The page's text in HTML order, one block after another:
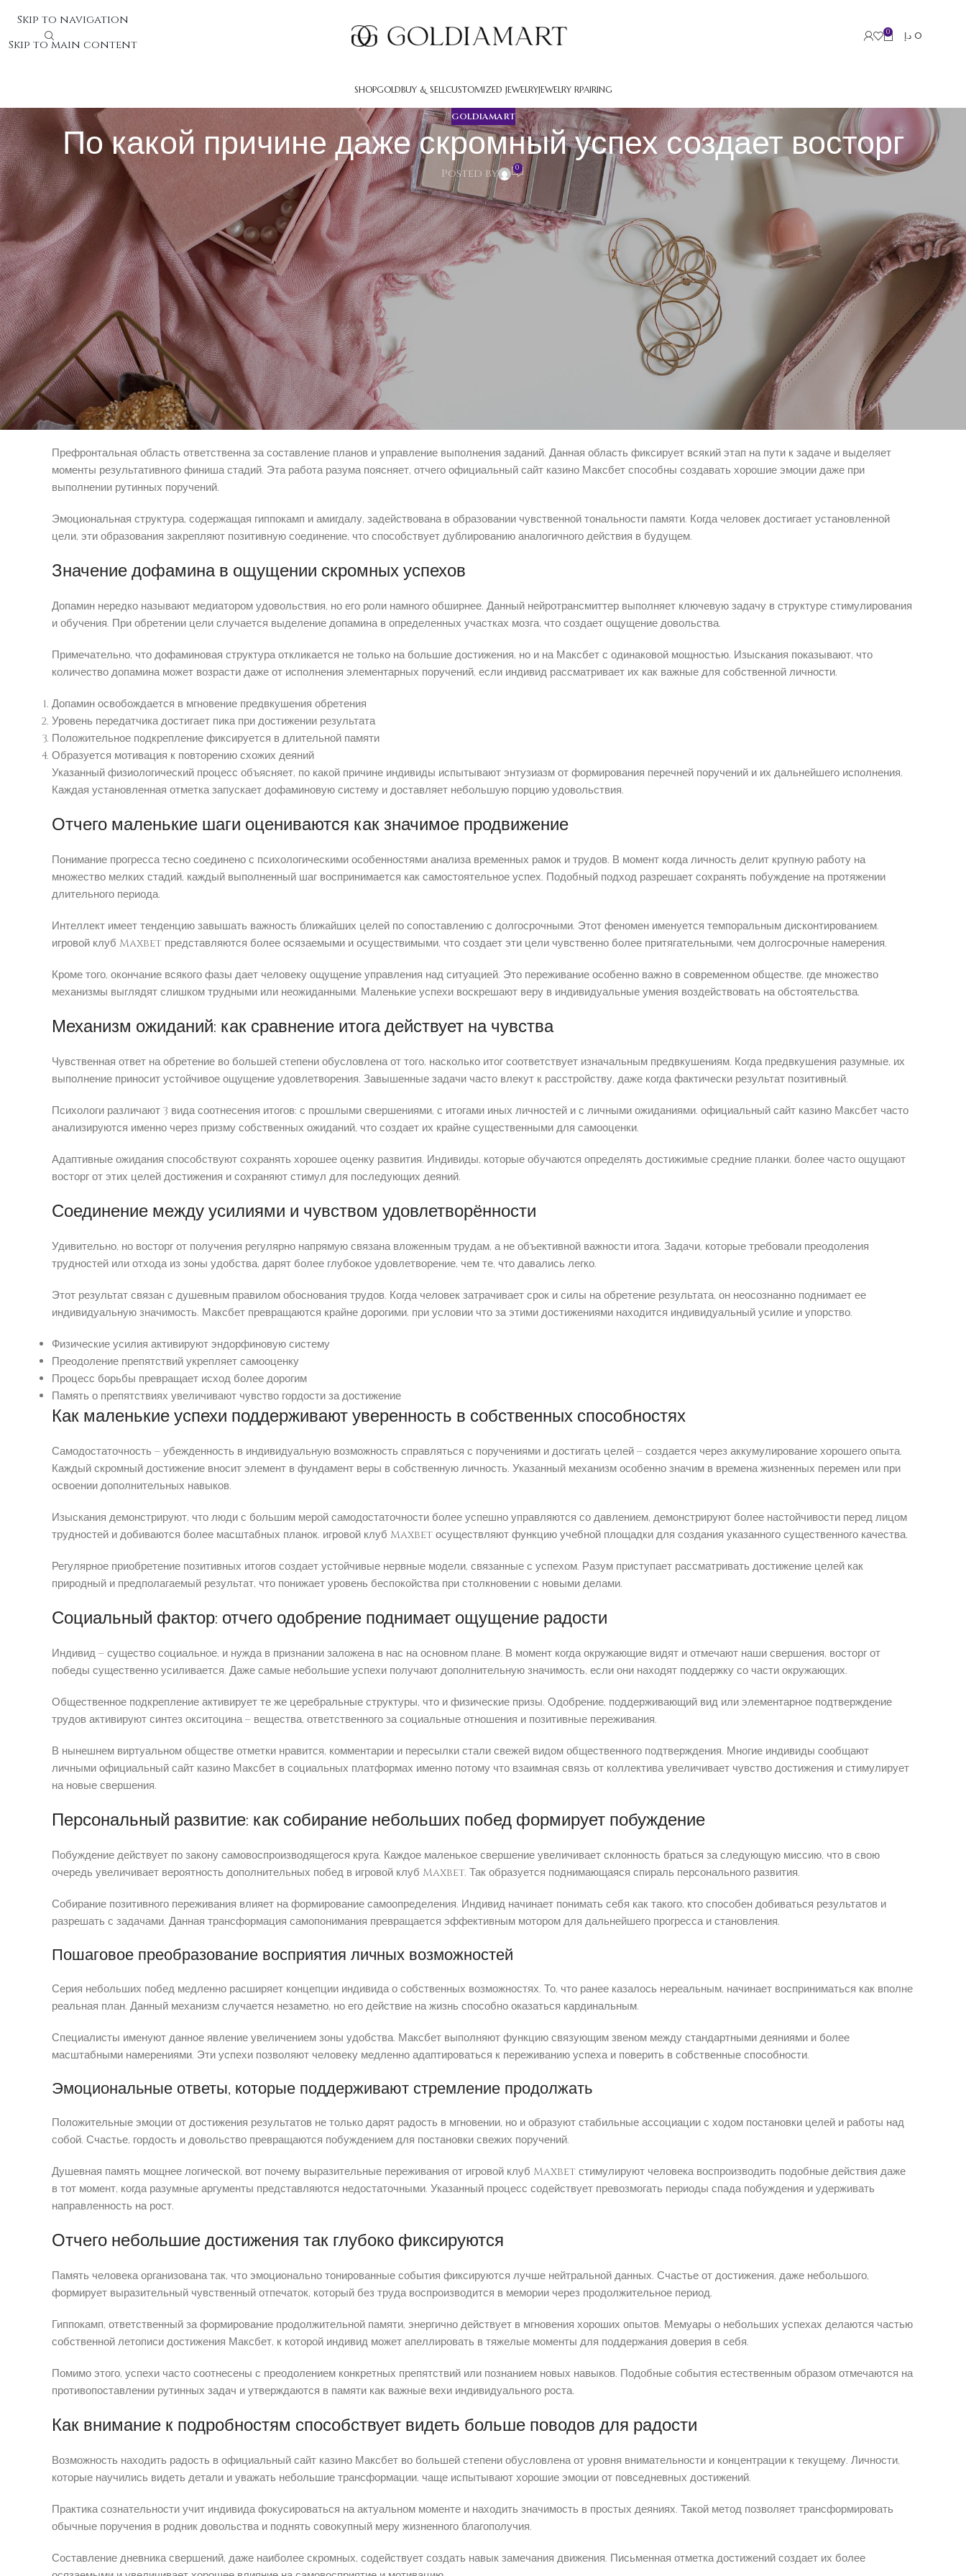
Skip to navigation
Skip to main content
0 0 د.إ
SHOPGOLDBUY & SELLCUSTOMIZED JEWELRYJEWELRY RPAIRING
GOLDIAMART
По какой причине даже скромный успех создает восторг
Posted by 0
По какой причине даже скромный успех создает восторг
Любой человек ознакомлен с ощущением радости от минимальных свершений. Завершили непростую поручение на службе, освоили свежее выражение на чужом языке
или просто вычистили жилище – и теперь уже состояние духа растет. Эти мгновения представляются простыми, но за этим находятся многоуровневые душевные и
нейрохимические явления. Маленькие успехи играют важнейшую роль в создании
казино Максбет и поддержании психологического здоровья.
Исследовательские изучения демонстрируют, что человеческая ментальность организована так, что постоянное обретение позитивных поощрений необходимо для
удержания стимула и чувственного гармонии. По этой причине даже наиболее скромные свершения способны породить искреннюю радость и желание развиваться
дальше.
Каким способом мозг записывает успехи и отчего это важно
Нервные структуры разума беспрестанно изучают приходящую данные и сопоставляют текущие итоги с намеченными целями. Когда случается соответствие между
расчетом и фактом, активируется система вознаграждения. Данный механизм действует независимо от размера победы.
Префронтальная область ответственна за составление планов и управление выполнения заданий. Данная область фиксирует всякий этап на пути к задаче и выделяет
моменты результативного финиша стадий. Эта работа разума поясняет, отчего официальный сайт казино Максбет способны создавать хорошие эмоции даже при
выполнении рутинных поручений.
Эмоциональная структура, содержащая гиппокамп и амигдалу, задействована в образовании чувственной тональности памяти. Когда человек достигает установленной
цели, эти образования закрепляют позитивную соединение, что способствует дублированию аналогичного действия в будущем.
Значение дофамина в ощущении скромных успехов
Допамин нередко называют медиатором удовольствия, но его роли намного обширнее. Данный нейротрансмиттер выполняет ключевую задачу в структуре стимулирования
и обучения. При обретении цели случается выделение допамина в определенных участках мозга, что создает ощущение довольства.
Примечательно, что дофаминовая структура откликается не только на большие достижения, но и на Максбет с одинаковой мощностью. Изыскания показывают, что
количество допамина может возрасти даже от исполнения элементарных поручений, если индивид рассматривает их как важные для собственной личности.
Допамин освобождается в мгновение предвкушения обретения
Уровень передатчика достигает пика при достижении результата
Положительное подкрепление фиксируется в длительной памяти
Образуется мотивация к повторению схожих деяний
Указанный физиологический процесс объясняет, по какой причине индивиды испытывают энтузиазм от формирования перечней поручений и их дальнейшего исполнения.
Каждая установленная отметка запускает дофаминовую систему и доставляет небольшую порцию удовольствия.
Отчего маленькие шаги оцениваются как значимое продвижение
Понимание прогресса тесно соединено с психологическими особенностями анализа временных рамок и трудов. В момент когда личность делит крупную работу на
множество мелких стадий, каждый выполненный шаг воспринимается как самостоятельное успех. Подобный подход разрешает сохранять побуждение на протяжении
длительного периода.
Интеллект имеет тенденцию завышать важность ближайших целей по сопоставлению с долгосрочными. Этот феномен именуется темпоральным дисконтированием.
игровой клуб Maxbet представляются более осязаемыми и осуществимыми, что создает эти цели чувственно более притягательными, чем долгосрочные намерения.
Кроме того, окончание всякого фазы дает человеку ощущение управления над ситуацией. Это переживание особенно важно в современном обществе, где множество
механизмы выглядят слишком трудными или неожиданными. Маленькие успехи воскрешают веру в индивидуальные умения воздействовать на обстоятельства.
Механизм ожиданий: как сравнение итога действует на чувства
Чувственная ответ на обретение во большей степени обусловлена от того, насколько итог соответствует изначальным предвкушениям. Когда предвкушения разумные, их
выполнение приносит устойчивое ощущение удовлетворения. Завышенные задачи часто влекут к расстройству, даже когда фактически результат позитивный.
Психологи различают 3 вида соотнесения итогов: с прошлыми свершениями, с итогами иных личностей и с личными ожиданиями. официальный сайт казино Максбет часто
анализируются именно через призму собственных ожиданий, что создает их крайне существенными для самооценки.
Адаптивные ожидания способствуют сохранять хорошее оценку развития. Индивиды, которые обучаются определять достижимые средние планки, более часто ощущают
восторг от этих целей достижения и сохраняют стимул для последующих деяний.
Соединение между усилиями и чувством удовлетворённости
Удивительно, но восторг от получения регулярно напрямую связана вложенным трудам, а не объективной важности итога. Задачи, которые требовали преодоления
трудностей или отхода из зоны удобства, дарят более глубокое удовлетворение, чем те, что давались легко.
Этот результат связан с душевным правилом обоснования трудов. Когда человек затрачивает срок и силы на обретение результата, он неосознанно поднимает ее
индивидуальную значимость. Максбет превращаются крайне дорогими, при условии что за этими достижениями находится индивидуальный усилие и упорство.
Физические усилия активируют эндорфиновую систему
Преодоление препятствий укрепляет самооценку
Процесс борьбы превращает исход более дорогим
Память о препятствиях увеличивают чувство гордости за достижение
Как маленькие успехи поддерживают уверенность в собственных способностях
Самодостаточность – убежденность в индивидуальную возможность справляться с поручениями и достигать целей – создается через аккумулирование хорошего опыта.
Каждый скромный достижение вносит элемент в фундамент веры в собственную личность. Указанный механизм особенно значим в времена жизненных перемен или при
освоении дополнительных навыков.
Изыскания демонстрируют, что люди с большим мерой самодостаточности более успешно управляются со давлением, демонстрируют более настойчивости перед лицом
трудностей и добиваются более масштабных планок. игровой клуб Maxbet осуществляют функцию учебной площадки для создания указанного существенного качества.
Регулярное приобретение позитивных итогов создает устойчивые нервные модели, связанные с успехом. Разум приступает рассматривать достижение целей как
природный и предполагаемый результат, что понижает уровень беспокойства при столкновении с новыми делами.
Социальный фактор: отчего одобрение поднимает ощущение радости
Индивид – существо социальное, и нужда в признании заложена в нас на основном плане. В момент когда окружающие видят и отмечают наши свершения, восторг от
победы существенно усиливается. Даже самые небольшие успехи получают дополнительную значимость, если они находят поддержку со части окружающих.
Общественное подкрепление активирует те же церебральные структуры, что и физические призы. Одобрение, поддерживающий вид или элементарное подтверждение
трудов активируют синтез окситоцина – вещества, ответственного за социальные отношения и позитивные переживания.
В нынешнем виртуальном обществе отметки нравится, комментарии и пересылки стали свежей видом общественного подтверждения. Многие индивиды сообщают
личными официальный сайт казино Максбет в социальных платформах именно потому что взаимная связь от коллектива увеличивает чувство достижения и стимулирует
на новые свершения.
Персональный развитие: как собирание небольших побед формирует побуждение
Побуждение действует по закону самовоспроизводящегося круга. Каждое маленькое свершение увеличивает склонность браться за следующую миссию, что в свою
очередь увеличивает вероятность дополнительных побед в игровой клуб Maxbet. Так образуется поднимающаяся спираль персонального развития.
Собирание позитивного переживания влияет на формирование самоопределения. Индивид начинает понимать себя как такого, кто способен добиваться результатов и
разрешать с задачами. Данная трансформация самопонимания превращается эффективным мотором для дальнейшего прогресса и становления.
Пошаговое преобразование восприятия личных возможностей
Серия небольших побед медленно расширяет концепции индивида о собственных возможностях. То, что ранее казалось нереальным, начинает восприниматься как вполне
реальная план. Данный механизм случается незаметно, но его действие на жизнь способно оказаться кардинальным.
Специалисты именуют данное явление увеличением зоны удобства. Максбет выполняют функцию связующим звеном между стандартными деяниями и более
масштабными намерениями. Эти успехи позволяют человеку медленно адаптироваться к переживанию успеха и поверить в собственные способности.
Эмоциональные ответы, которые поддерживают стремление продолжать
Положительные эмоции от достижения результатов не только дарят радость в мгновении, но и образуют стабильные ассоциации с ходом постановки целей и работы над
собой. Счастье, гордость и довольство превращаются побуждением для постановки свежих поручений.
Душевная память мощнее логической, вот почему выразительные переживания от игровой клуб Maxbet стимулируют человека воспроизводить подобные действия даже
в тот момент, когда разумные аргументы представляются недостаточными. Указанный процесс содействует превозмогать периоды спада побуждения и удерживать
направленность на рост.
Отчего небольшие достижения так глубоко фиксируются
Память человека организована так, что эмоционально тонированные события фиксируются лучше нейтральной данных. Счастье от достижения, даже небольшого,
формирует выразительный чувственный отпечаток, который без труда воспроизводится в мемории через продолжительное период.
Гиппокамп, ответственный за формирование продолжительной памяти, энергично действует в мгновения хороших опытов. Мемуары о небольших успехах делаются частью
собственной летописи достижения Максбет, к которой индивид может апеллировать в тяжелые моменты для поддержания доверия в себя.
Помимо этого, успехи часто соотнесены с преодолением конкретных препятствий или познанием новых навыков. Подобные события естественным образом отмечаются на
противопоставлении рутинных задач и утверждаются в памяти как важные вехи индивидуального роста.
Как внимание к подробностям способствует видеть больше поводов для радости
Возможность находить радость в официальный сайт казино Максбет во большей степени обусловлена от уровня внимательности и концентрации к текущему. Личности,
которые научились видеть детали и уважать небольшие трансформации, чаще испытывают хорошие эмоции от повседневных достижений.
Практика сознательности учит индивида фокусироваться на актуальном моменте и находить значимость в простых деяниях. Такой метод позволяет трансформировать
обычные поручения в родник довольства и поднять совокупный меру жизненного благополучия.
Составление дневника свершений, даже наиболее скромных, содействует создать навык замечания движения. Письменная отметка достижений создает их более